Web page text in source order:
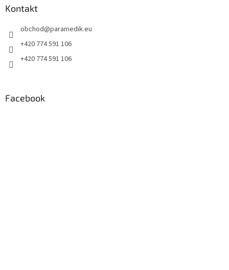
Kontakt
obchod@paramedik.eu
+420 774 591 106
+420 774 591 106
Facebook